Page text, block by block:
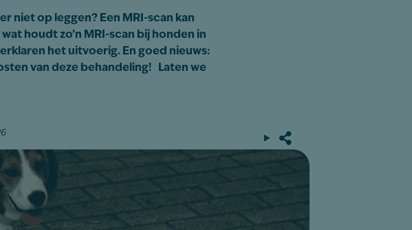
niet op leggen? Een MRI-scan kan
houdt zo’n MRI-scan bij honden in
het uitvoerig. En goed nieuws:
van deze behandeling! Laten we